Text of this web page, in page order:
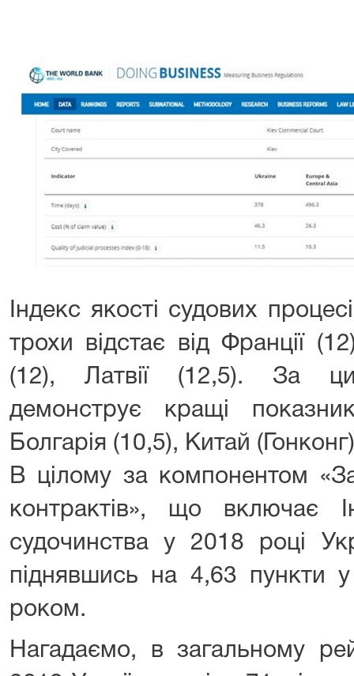
Індекс якості судових
трохи відстає від Франції
(12), Латвії (12,5). За
демонструє кращі
Болгарія (10,5), Китай
В цілому за компонентом
контрактів», що включає
судочинства у 2018 році
піднявшись на 4,63 пункти
роком.
Нагадаємо, в загальному